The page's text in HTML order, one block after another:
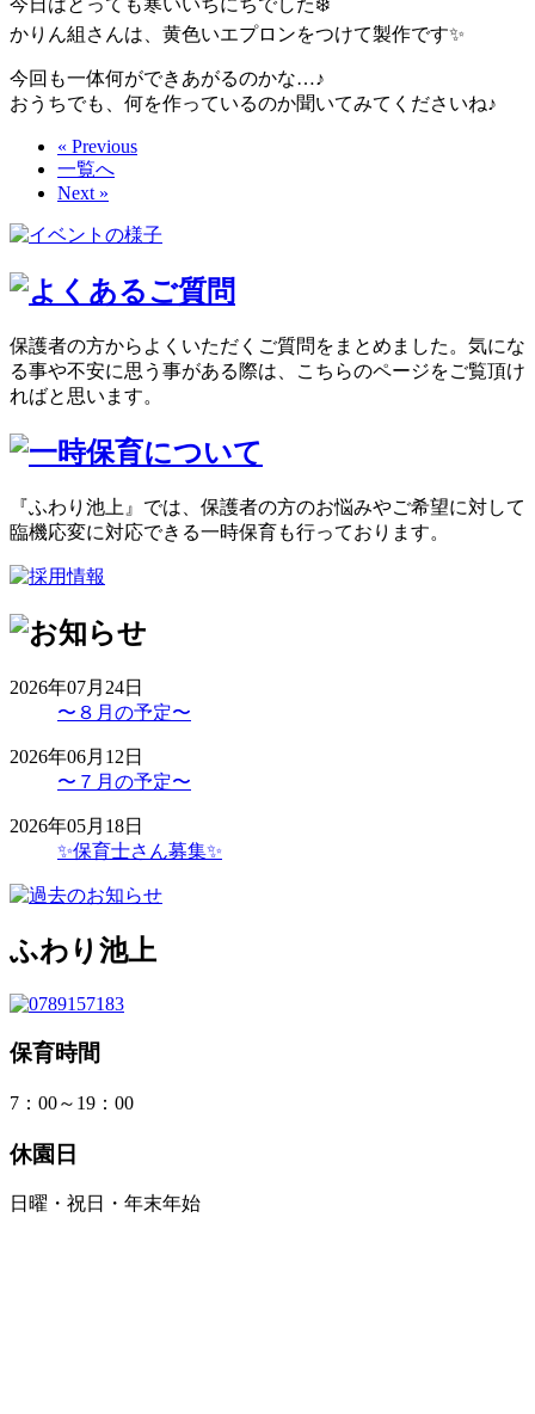
今日はとっても寒いいちにちでした❄️
かりん組さんは、黄色いエプロンをつけて製作です✨
今回も一体何ができあがるのかな…♪
おうちでも、何を作っているのか聞いてみてくださいね♪
« Previous
一覧へ
Next »
保護者の方からよくいただくご質問をまとめました。気にな
る事や不安に思う事がある際は、こちらのページをご覧頂け
ればと思います。
『ふわり池上』では、保護者の方のお悩みやご希望に対して
臨機応変に対応できる一時保育も行っております。
2026年07月24日
〜８月の予定〜
2026年06月12日
〜７月の予定〜
2026年05月18日
✨保育士さん募集✨
ふわり池上
保育時間
7：00～19：00
休園日
日曜・祝日・年末年始